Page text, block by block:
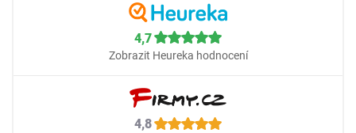
4,7
Zobrazit Heureka hodnocení
4,8